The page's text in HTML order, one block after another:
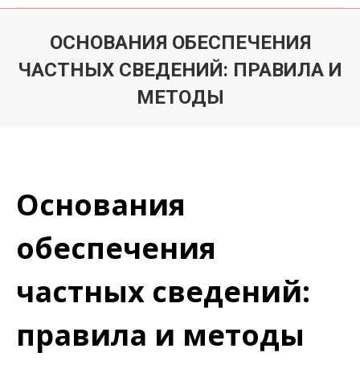
ОСНОВАНИЯ ОБЕСПЕЧЕНИЯ
ЧАСТНЫХ СВЕДЕНИЙ: ПРАВИЛА И
МЕТОДЫ
Основания
обеспечения
частных сведений:
правила и методы